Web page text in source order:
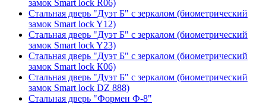
замок Smart lock R06)
Стальная дверь "Дуэт Б" с зеркалом (биометрический
замок Smart lock Y12)
Стальная дверь "Дуэт Б" с зеркалом (биометрический
замок Smart lock Y23)
Стальная дверь "Дуэт Б" с зеркалом (биометрический
замок Smart lock К06)
Стальная дверь "Дуэт Б" с зеркалом (биометрический
замок Smart lock DZ 888)
Стальная дверь "Формен Ф-8"